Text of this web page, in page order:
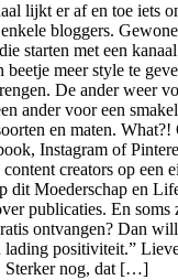
lijkt er af en toe iets
bloggers.
starten met een
beetje meer style te
De ander weer
ander voor een
en maten.
Instagram of
creators op een
dit Moederschap en
publicaties. En soms
ontvangen? Dan
lading positiviteit.”
Sterker nog, dat […]